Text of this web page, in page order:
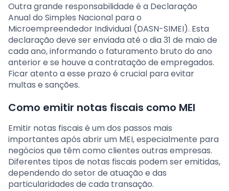
Outra grande responsabilidade é a Declaração
Anual do Simples Nacional para o
Microempreendedor Individual (DASN-SIMEI). Esta
declaração deve ser enviada até o dia 31 de maio de
cada ano, informando o faturamento bruto do ano
anterior e se houve a contratação de empregados.
Ficar atento a esse prazo é crucial para evitar
multas e sanções.
Como emitir notas fiscais como MEI
Emitir notas fiscais é um dos passos mais
importantes após abrir um MEI, especialmente para
negócios que têm como clientes outras empresas.
Diferentes tipos de notas fiscais podem ser emitidas,
dependendo do setor de atuação e das
particularidades de cada transação.